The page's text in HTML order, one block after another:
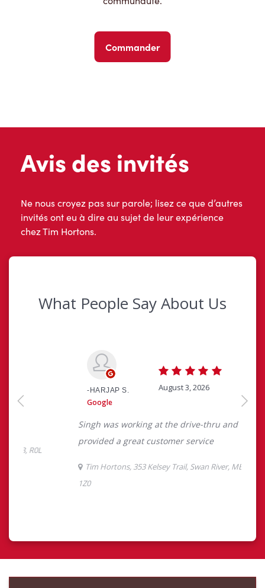
Commander
Avis des invités
Ne nous croyez pas sur parole; lisez ce que d’autres
invités ont eu à dire au sujet de leur expérience
chez Tim Hortons.